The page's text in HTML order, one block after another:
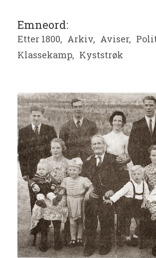
Emneord:
Etter 1800, Arkiv, Aviser,
Klassekamp, Kyststrøk